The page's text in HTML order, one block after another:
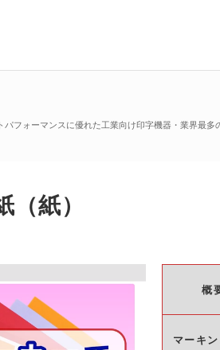
フォーマンスに優れた工業向け印字機器・業界最多
紙）
概
マーキ